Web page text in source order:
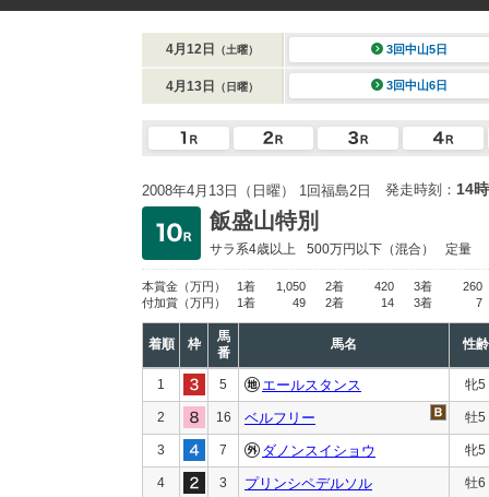
4月12日 （土曜） 3回中山5日
4月13日 （日曜） 3回中山6日
2008年4月13日（日曜） 1回福島2日 発走時刻： 14
飯盛山特別
サラ系4歳以上 500万円以下 （混合） 定量
本賞金 （万円） 1着 1,050 2着 420 3着
260
付加賞 （万円） 1着 49 2着 14 3着 7
着順 枠
馬
番
馬名 性齢
1 5 エールスタンス 牝5
2 16 ベルフリー 牡5
3 7 ダノンスイショウ 牝5
4 3 プリンシペデルソル 牡6